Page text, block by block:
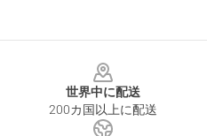
世界中に配送
200カ国以上に配送